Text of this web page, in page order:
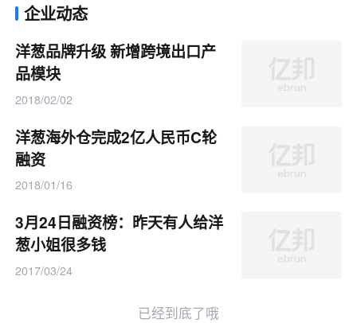
企业动态
洋葱品牌升级 新增跨境出口产
品模块
2018/02/02
洋葱海外仓完成2亿人民币C轮
融资
2018/01/16
3月24日融资榜：昨天有人给洋
葱小姐很多钱
2017/03/24
已经到底了哦